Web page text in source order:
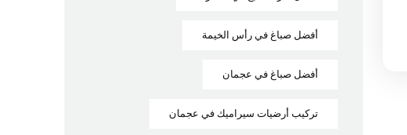
أفضل صباغ في رأس الخيمة
أفضل صباغ في عجمان
تركيب أرضيات سيراميك في عجمان